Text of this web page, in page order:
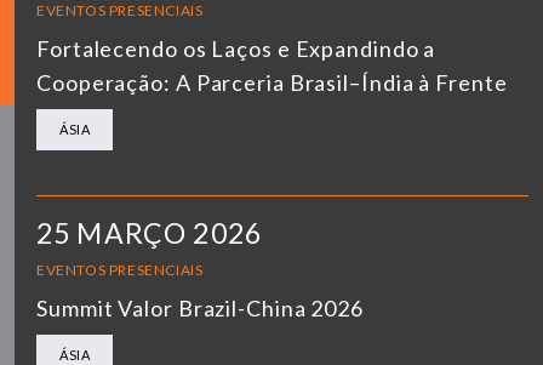
EVENTOS PRESENCIAIS
Fortalecendo os Laços e Expandindo a
Cooperação: A Parceria Brasil–Índia à Frente
ÁSIA
25 MARÇO 2026
EVENTOS PRESENCIAIS
Summit Valor Brazil-China 2026
ÁSIA